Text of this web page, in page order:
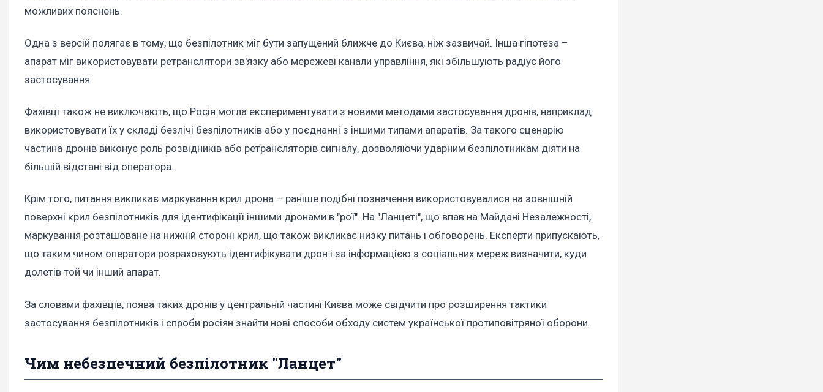
можливих пояснень.
Одна з версій полягає в тому, що безпілотник міг бути запущений ближче до Києва, ніж зазвичай. Інша гіпотеза –
апарат міг використовувати ретранслятори зв'язку або мережеві канали управління, які збільшують радіус його
застосування.
Фахівці також не виключають, що Росія могла експериментувати з новими методами застосування дронів, наприклад
використовувати їх у складі безлічі безпілотників або у поєднанні з іншими типами апаратів. За такого сценарію
частина дронів виконує роль розвідників або ретрансляторів сигналу, дозволяючи ударним безпілотникам діяти на
більшій відстані від оператора.
Крім того, питання викликає маркування крил дрона – раніше подібні позначення використовувалися на зовнішній
поверхні крил безпілотників для ідентифікації іншими дронами в "рої". На "Ланцеті", що впав на Майдані Незалежності,
маркування розташоване на нижній стороні крил, що також викликає низку питань і обговорень. Експерти припускають,
що таким чином оператори розраховують ідентифікувати дрон і за інформацією з соціальних мереж визначити, куди
долетів той чи інший апарат.
За словами фахівців, поява таких дронів у центральній частині Києва може свідчити про розширення тактики
застосування безпілотників і спроби росіян знайти нові способи обходу систем української протиповітряної оборони.
Чим небезпечний безпілотник "Ланцет"